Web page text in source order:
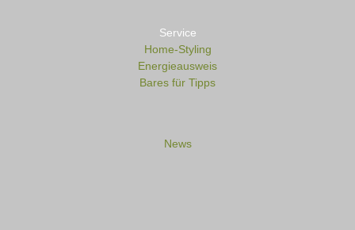
Service
Home-Styling
Energieausweis
Bares für Tipps
News